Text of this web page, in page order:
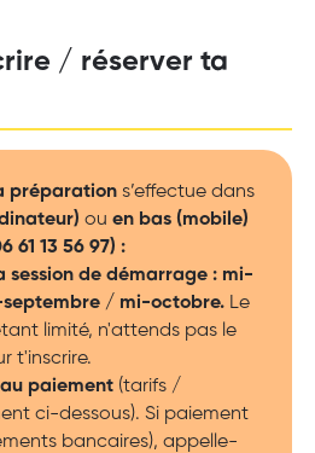
/ réserver ta
préparations’effectue dans
ou en bas (mobile)
61 13 56 97) :
session de démarrage : mi-
/ mi-octobre.Le
limité, n'attends pas le
t'inscrire.
paiement(tarifs /
ci-dessous). Si paiement
bancaires), appelle-